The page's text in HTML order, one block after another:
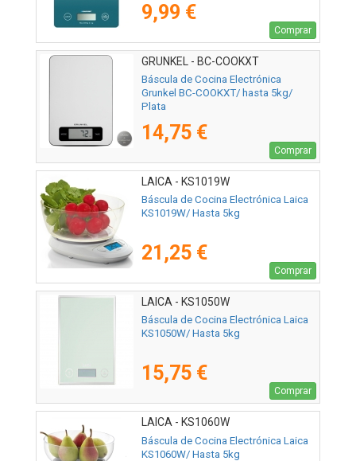
9,99 €
Comprar
GRUNKEL - BC-COOKXT
Báscula de Cocina Electrónica
Grunkel BC-COOKXT/ hasta 5kg/
Plata
14,75 €
Comprar
LAICA - KS1019W
Báscula de Cocina Electrónica Laica
KS1019W/ Hasta 5kg
21,25 €
Comprar
LAICA - KS1050W
Báscula de Cocina Electrónica Laica
KS1050W/ Hasta 5kg
15,75 €
Comprar
LAICA - KS1060W
Báscula de Cocina Electrónica Laica
KS1060W/ Hasta 5kg